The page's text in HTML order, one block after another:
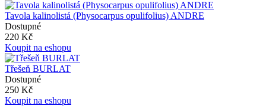
Tavola kalinolistá (Physocarpus opulifolius) ANDRE
Dostupné
220 Kč
Koupit na eshopu
Třešeň BURLAT
Dostupné
250 Kč
Koupit na eshopu